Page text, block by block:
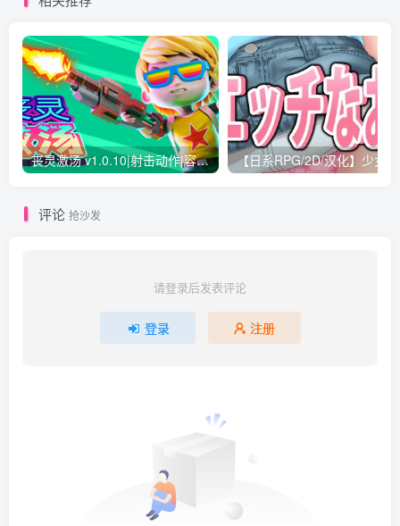
丧灵激汤 v1.0.10|射击动作|容量2.2GB|免安装绿色中文版
评论 抢沙发
请登录后发表评论
登录 注册